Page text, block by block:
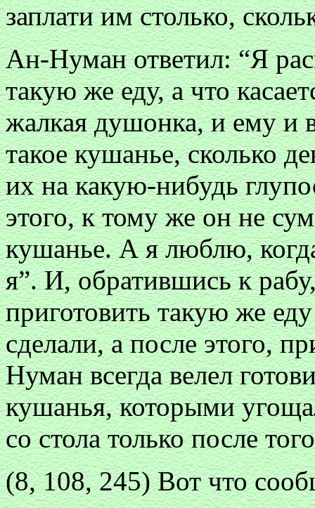
заплати им столько,
Ан-Нуман ответил: “Я
такую же еду, а что
жалкая душонка, и ему и
такое кушанье, сколько
их на какую-нибудь
этого, к тому же он не
кушанье. А я люблю,
я”. И, обратившись к
приготовить такую же
сделали, а после этого,
Нуман всегда велел
кушанья, которыми
со стола только после
(8, 108, 245) Вот что